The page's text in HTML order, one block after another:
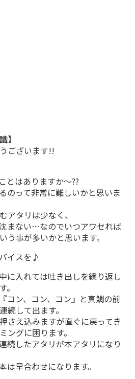
】
ございます!!
とはありますか～??
のって非常に難しいかと思いま
アタリは少なく、
まない…なのでいつアワセれば
う事が多いかと思います。
イスを♪
に入れては吐き出しを繰り返し
コン、コン、コン』と真鯛の前
続して出ます。
さえ込みますが直ぐに戻ってき
ングに困ります。
続したアタリが本アタリになり
は早合わせになります。